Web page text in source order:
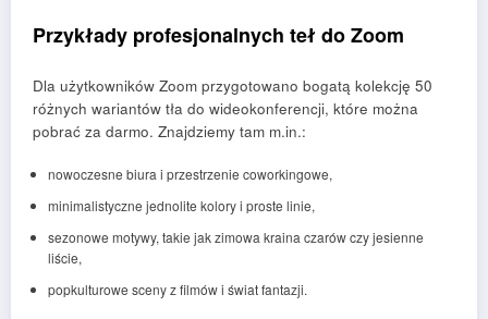
Przykłady profesjonalnych teł do Zoom
Dla użytkowników Zoom przygotowano bogatą kolekcję 50
różnych wariantów tła do wideokonferencji, które można
pobrać za darmo. Znajdziemy tam m.in.:
nowoczesne biura i przestrzenie coworkingowe,
minimalistyczne jednolite kolory i proste linie,
sezonowe motywy, takie jak zimowa kraina czarów czy jesienne
liście,
popkulturowe sceny z filmów i świat fantazji.